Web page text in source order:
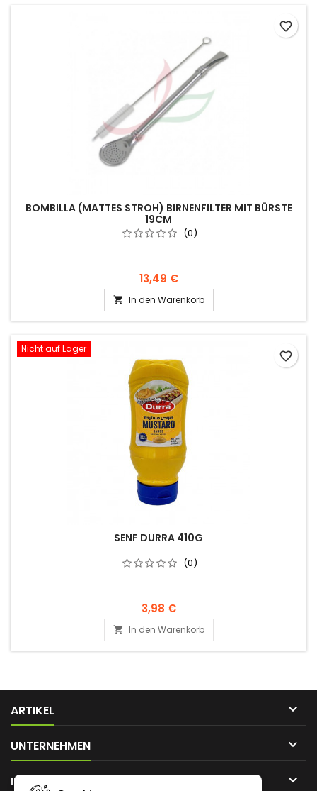
BOMBILLA (MATTES STROH) BIRNENFILTER MIT BÜRSTE
19CM
(0)
13,49 €
 In den Warenkorb
favorite_border
Nicht auf Lager
SENF DURRA 410G
(0)
3,98 €
 In den Warenkorb
favorite_border
ARTIKEL 
UNTERNEHMEN 
IHR KONTO 